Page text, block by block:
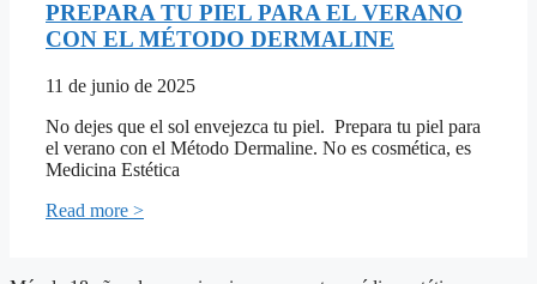
PREPARA TU PIEL PARA EL VERANO
CON EL MÉTODO DERMALINE
11 de junio de 2025
No dejes que el sol envejezca tu piel. Prepara tu piel para
el verano con el Método Dermaline. No es cosmética, es
Medicina Estética
Read more >